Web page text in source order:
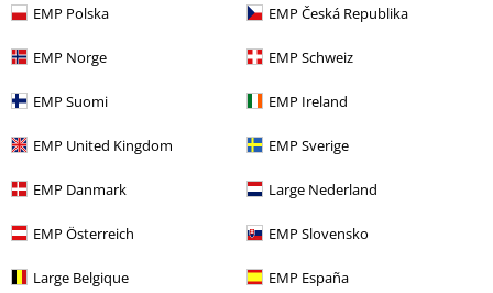
EMP Polska EMP Česká Republika
EMP Norge EMP Schweiz
EMP Suomi EMP Ireland
EMP United Kingdom EMP Sverige
EMP Danmark Large Nederland
EMP Österreich EMP Slovensko
Large Belgique EMP España
Nyhetsbrev
15% rabatt när du registrerar dig för vårt
Jag godkänner att E.M.P. Merchandising mbH har rätt att behandla mina
om deras produkter. Jag godkänner att mina personuppgifter kommer att
samtycke när som helst genom att klicka på länken för att avsluta